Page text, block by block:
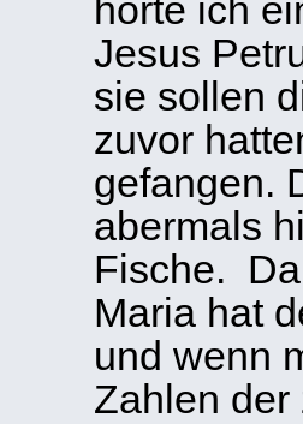
hörte ich
Jesus
sie sollen
zuvor
gefangen.
abermals
Fische.
Maria hat
und wenn
Zahlen der